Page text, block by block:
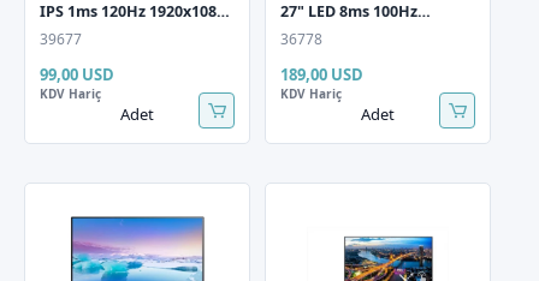
IPS 1ms 120Hz 1920x1080
FullHD HDMI VGA (Vesa)
Monitör
39677
99,00 USD
KDV Hariç
Adet
27" LED 8ms 100Hz
1920x1080 VGA HDMI DP
36778
189,00 USD
KDV Hariç
Adet